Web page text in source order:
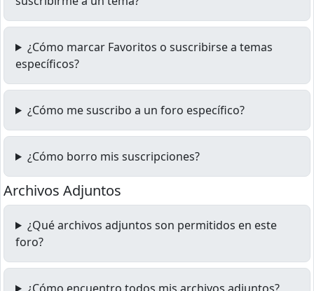
¿Cómo marcar Favoritos o suscribirse a temas
específicos?
¿Cómo me suscribo a un foro específico?
¿Cómo borro mis suscripciones?
Archivos Adjuntos
¿Qué archivos adjuntos son permitidos en este
foro?